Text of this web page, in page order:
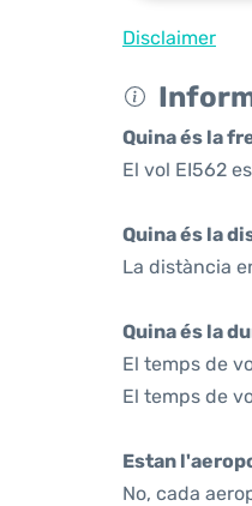
Disclaimer
Quina és la
El vol EI562
Quina és la
La distància
Quina és la
El temps de
El temps de
Estan
No, cada